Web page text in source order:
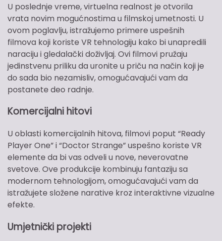
U poslednje vreme, virtuelna realnost je otvorila
vrata novim mogućnostima u filmskoj umetnosti. U
ovom poglavlju, istražujemo primere uspešnih
filmova koji koriste VR tehnologiju kako bi unapredili
naraciju i gledalački doživljaj. Ovi filmovi pružaju
jedinstvenu priliku da uronite u priču na način koji je
do sada bio nezamisliv, omogućavajući vam da
postanete deo radnje.
Komercijalni hitovi
U oblasti komercijalnih hitova, filmovi poput “Ready
Player One” i “Doctor Strange” uspešno koriste VR
elemente da bi vas odveli u nove, neverovatne
svetove. Ove produkcije kombinuju fantaziju sa
modernom tehnologijom, omogućavajući vam da
istražujete složene narative kroz interaktivne vizualne
efekte.
Umjetnički projekti